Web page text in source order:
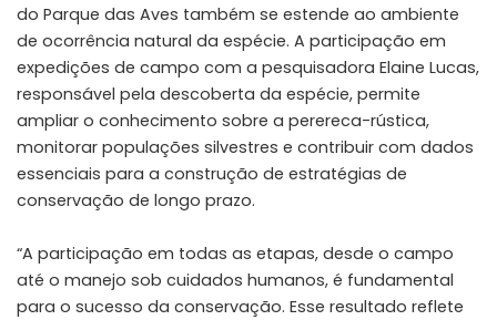
do Parque das Aves também se estende ao ambiente
de ocorrência natural da espécie. A participação em
expedições de campo com a pesquisadora Elaine Lucas,
responsável pela descoberta da espécie, permite
ampliar o conhecimento sobre a perereca-rústica,
monitorar populações silvestres e contribuir com dados
essenciais para a construção de estratégias de
conservação de longo prazo.
“A participação em todas as etapas, desde o campo
até o manejo sob cuidados humanos, é fundamental
para o sucesso da conservação. Esse resultado reflete